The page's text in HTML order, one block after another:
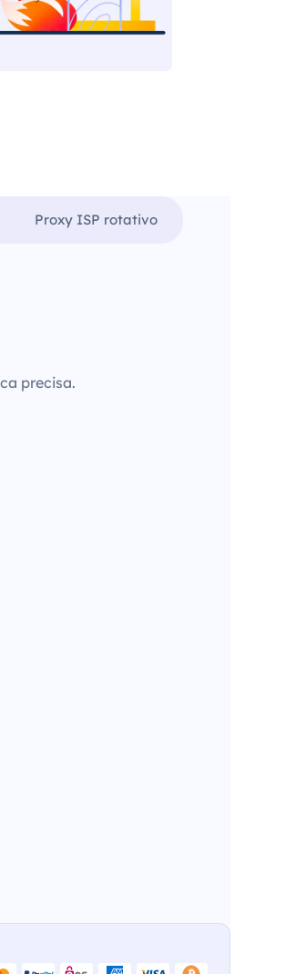
Proxy ISP rotativo
precisa.